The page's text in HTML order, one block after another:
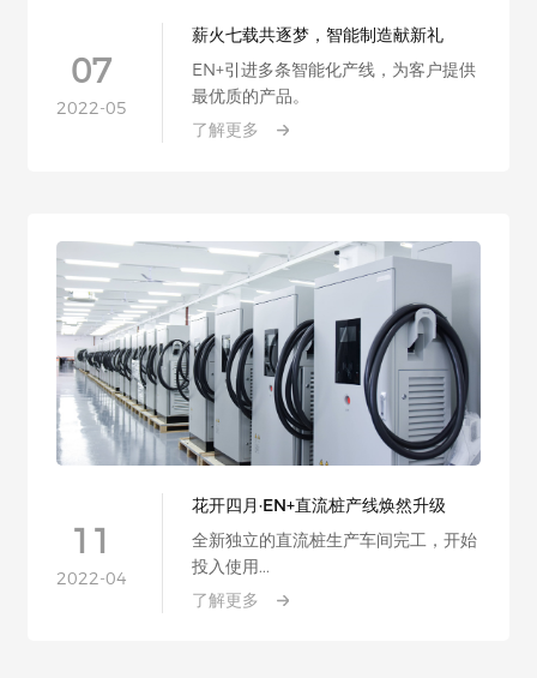
薪火七载共逐梦，智能制造献新礼
EN+引进多条智能化产线，为客户提供
最优质的产品。
了解更多
07
2022-05
花开四月·EN+直流桩产线焕然升级
全新独立的直流桩生产车间完工，开始
投入使用...
了解更多
11
2022-04